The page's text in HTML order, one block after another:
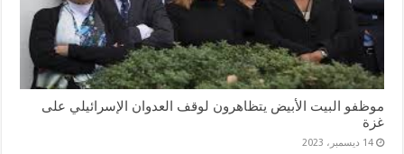
موظفو البيت الأبيض يتظاهرون لوقف العدوان الإسرائيلي على
غزة
14 ديسمبر، 2023